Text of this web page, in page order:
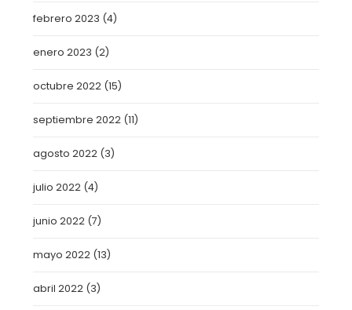
febrero 2023 (4)
enero 2023 (2)
octubre 2022 (15)
septiembre 2022 (11)
agosto 2022 (3)
julio 2022 (4)
junio 2022 (7)
mayo 2022 (13)
abril 2022 (3)